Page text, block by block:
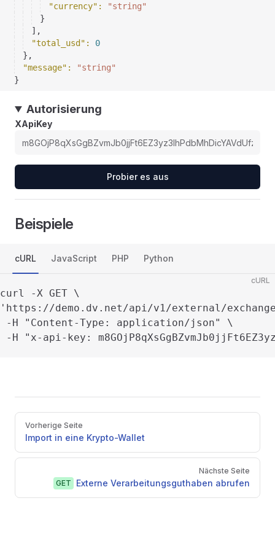
"currency" :
"string"
}
] ,
"total_usd" : 0
} ,
"message" :
"string"
}
Autorisierung
XApiKey
Probier es aus
Beispiele
cURL JavaScript PHP Python
cURL
curl -X GET \
'https://demo.dv.net/api/v1/external/
-H "Content-Type: application/json" \
-H "x-api-key:
Pager
Vorherige Seite
Import in eine Krypto-Wallet
Nächste Seite
GET
Externe Verarbeitungsguthaben abrufen